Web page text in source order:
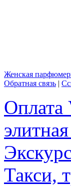
Женская
Обратная связь |
Оплата
Такси,